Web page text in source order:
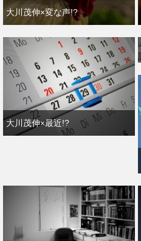
大川茂伸×変な声!?
大川茂伸×最近!?